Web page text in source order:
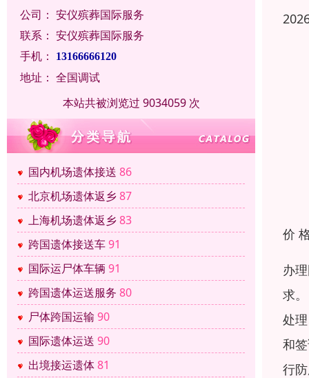
公司： 安仪殡葬国际服务
联系： 安仪殡葬国际服务
手机：
13166666120
地址： 全国调试
本站共被浏览过 9034059 次
国内机场遗体接送 86
北京机场遗体返乡87
上海机场遗体返乡83
跨国遗体接送车91
国际运尸体车辆 91
跨国遗体运送服务 80
尸体跨国运输 90
国际遗体运送 90
出境接运遗体81
价
办
求
处
和
行